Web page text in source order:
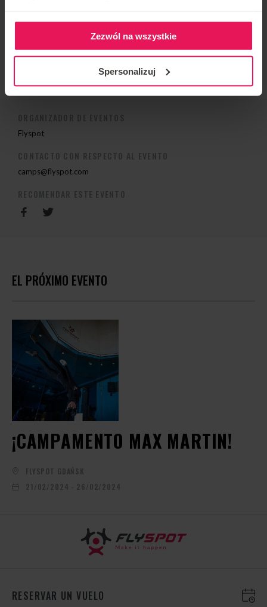
Zezwól na wszystkie
Spersonalizuj
póngase en contacto con nosotros:
camps@flyspot.com.
Flyspot
CONTACTO CON RESPECTO AL EVENTO
camps@flyspot.com
EL PRÓXIMO EVENTO
¡CAMPAMENTO MAX MARTIN!
FLYSPOT GDAŃSK
21/02/2024 - 26/02/2024
RESERVAR UN VUELO